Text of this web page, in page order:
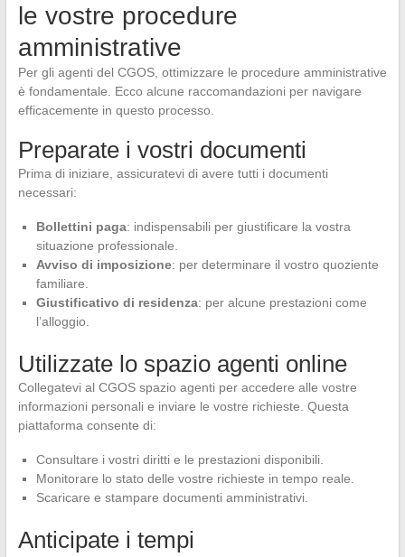
le vostre procedure
amministrative
Per gli agenti del CGOS, ottimizzare le procedure amministrative
è fondamentale. Ecco alcune raccomandazioni per navigare
efficacemente in questo processo.
Preparate i vostri documenti
Prima di iniziare, assicuratevi di avere tutti i documenti
necessari:
Bollettini paga: indispensabili per giustificare la vostra
situazione professionale.
Avviso di imposizione: per determinare il vostro quoziente
familiare.
Giustificativo di residenza: per alcune prestazioni come
l’alloggio.
Utilizzate lo spazio agenti online
Collegatevi al CGOS spazio agenti per accedere alle vostre
informazioni personali e inviare le vostre richieste. Questa
piattaforma consente di:
Consultare i vostri diritti e le prestazioni disponibili.
Monitorare lo stato delle vostre richieste in tempo reale.
Scaricare e stampare documenti amministrativi.
Anticipate i tempi